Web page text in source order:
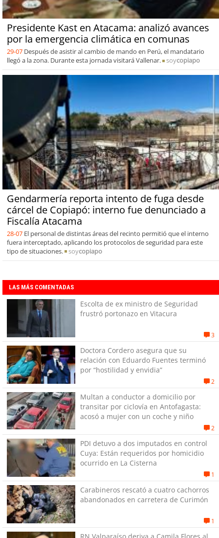
Presidente Kast en Atacama: analizó avances
por la emergencia climática en comunas
29-07 Después de asistir al cambio de mando en Perú, el mandatario
llegó a la zona. Durante esta jornada visitará Vallenar.
soycopiapo
Gendarmería reporta intento de fuga desde
cárcel de Copiapó: interno fue denunciado a
Fiscalía Atacama
28-07 El personal de distintas áreas del recinto permitió que el interno
fuera interceptado, aplicando los protocolos de seguridad para este
tipo de situaciones.
soycopiapo
LAS MÁS COMENTADAS
Escolta de ex ministro de Seguridad
frustró portonazo en Vitacura
3
Doctora Cordero asegura que su
relación con Eduardo Fuentes terminó
por “hostilidad y envidia”
2
Multan a conductor a domicilio por
transitar por ciclovía en Antofagasta:
acosó a mujer con un coche y niño
2
PDI detuvo a dos imputados en control
Cuya: Están requeridos por homicidio
ocurrido en La Cisterna
1
Carabineros rescató a cuatro cachorros
abandonados en carretera de Curimón
1